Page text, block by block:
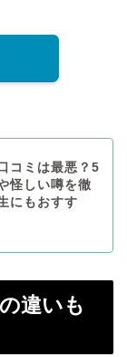
コミは最悪？5
怪しい噂を徹
にもおすす
違いも